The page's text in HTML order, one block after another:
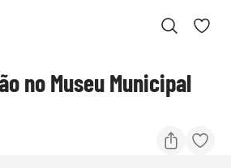
no Museu Municipal